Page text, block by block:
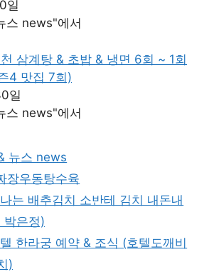
일
스 news"에서
삼계탕 & 초밥 & 냉면 6회 ~ 1회
4 맛집 7회)
일
스 news"에서
뉴스 news
장우동탕수육
는 배추김치 소반테 김치 내돈내
은정)
한라궁 예약 & 조식 (호텔도깨비
)